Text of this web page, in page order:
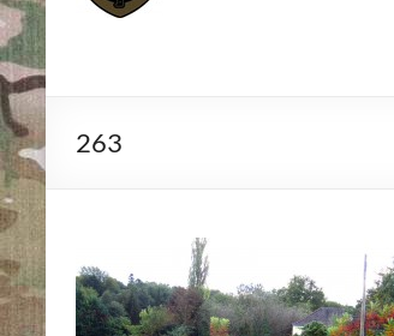
263